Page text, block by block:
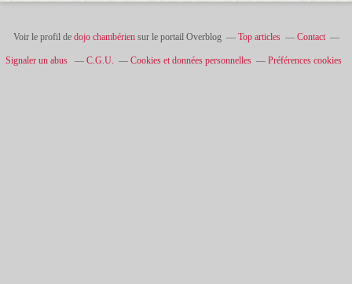
Voir le profil de dojo chambériensur le portail Overblog Top articles Contact
Signaler un abus C.G.U. Cookies et données personnelles Préférences cookies